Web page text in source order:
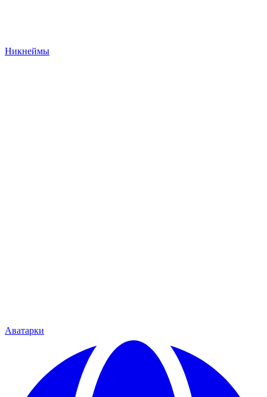
Никнеймы
Аватарки